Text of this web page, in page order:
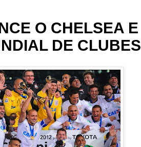
O CHELSEA E
DE CLUBES